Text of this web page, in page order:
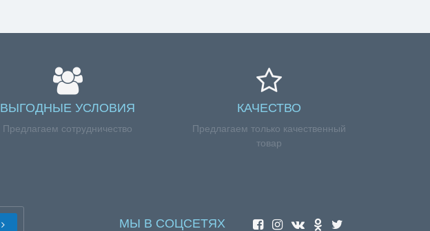
ВЫГОДНЫЕ УСЛОВИЯ
Предлагаем сотрудничество
КАЧЕСТВО
Предлагаем только качественный
товар
МЫ В СОЦСЕТЯХ